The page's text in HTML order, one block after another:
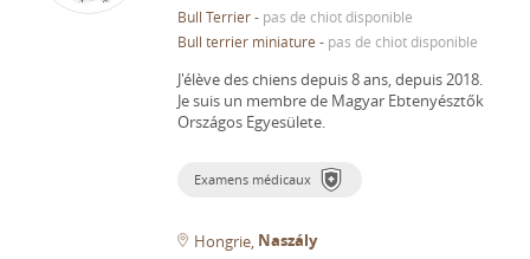
Bull Terrier- pas de chiot disponible
Bull terrier miniature - pas de chiot disponible
J'élève des chiens depuis 8 ans, depuis 2018.
Je suis un membre de Magyar Ebtenyésztők
Országos Egyesülete.
Examens médicaux
Hongrie Naszály